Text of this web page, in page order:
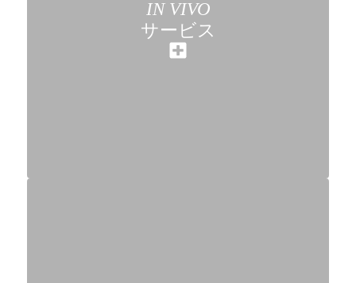
IN VIVO
サービス